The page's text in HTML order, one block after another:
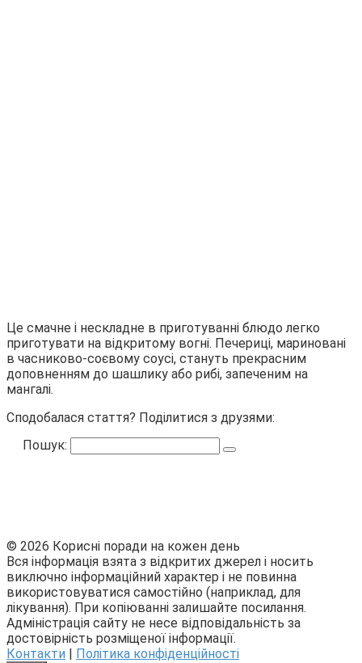
Це смачне і нескладне в приготуванні блюдо легко
приготувати на відкритому вогні. Печериці, мариновані
в часниково-соєвому соусі, стануть прекрасним
доповненням до шашлику або рибі, запеченим на
мангалі.
Сподобалася стаття? Поділитися з друзями:
Пошук:
© 2026 Корисні поради на кожен день
Вся інформація взята з відкритих джерел і носить
виключно інформаційний характер і не повинна
використовуватися самостійно (наприклад, для
лікування). При копіюванні залишайте посилання.
Адміністрація сайту не несе відповідальність за
достовірність розміщеної інформації.
Контакти
Політика конфіденційності